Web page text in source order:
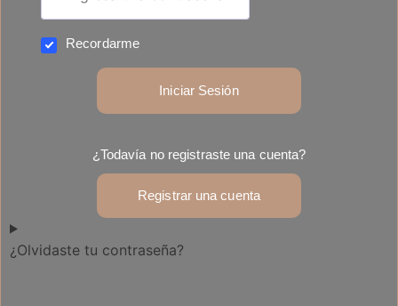
Recordarme
Iniciar Sesión
¿Todavía no registraste una cuenta?
Registrar una cuenta
¿Olvidaste tu contraseña?